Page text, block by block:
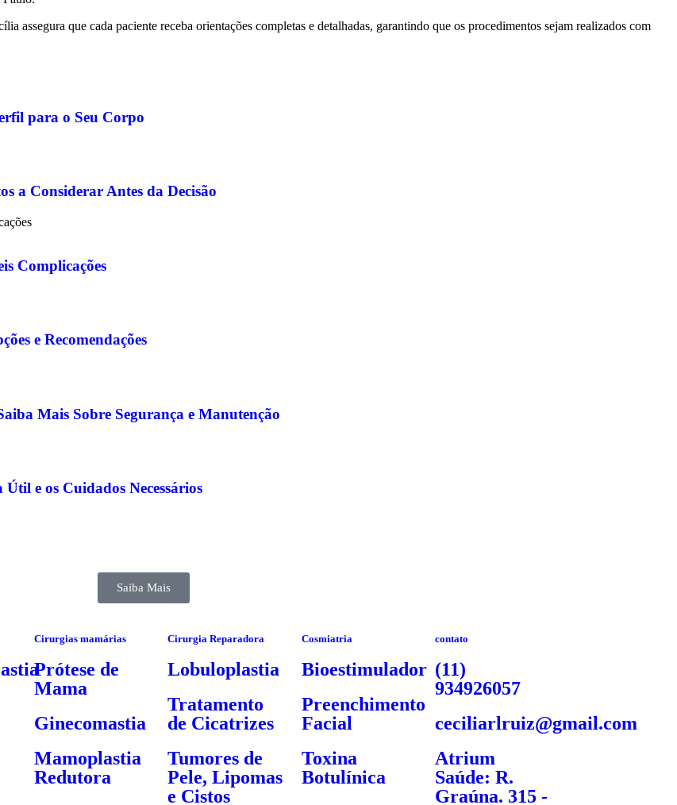
assegura que cada paciente receba orientações completas e detalhadas, garantindo que os procedimentos sejam realizados com
para o Seu Corpo
a Considerar Antes da Decisão
Complicações
e Recomendações
Mais Sobre Segurança e Manutenção
e os Cuidados Necessários
Saiba Mais
Cirurgias mamárias
Prótese de
Mama
Ginecomastia
Mamoplastia
Redutora
Cirurgia Reparadora
Lobuloplastia
Tratamento
de Cicatrizes
Tumores de
Pele, Lipomas
e Cistos
Cosmiatria
Bioestimulador
Preenchimento
Facial
Toxina
Botulínica
contato
(11)
934926057
ceciliarlruiz@gmail.com
Atrium
Saúde: R.
Graúna. 315 -